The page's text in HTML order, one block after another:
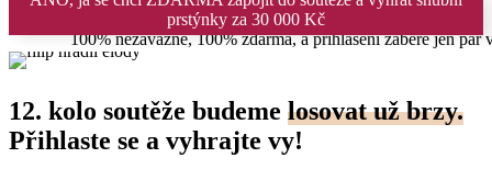
prstýnky za 30 000 Kč
100% nezávazné, 100% zdarma,a přihlášení zabere jen pár
12. kolo soutěže budeme losovat už brzy.
Přihlaste se a vyhrajte vy!